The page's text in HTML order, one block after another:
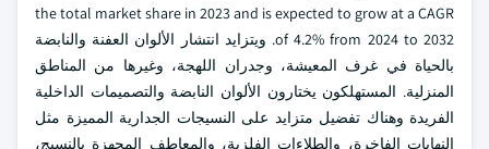
the total market share in 2023 and is expected to grow at a CAGR
of 4.2% from 2024 to 2032. ويتزايد انتشار الألوان العفنة والنابضة
بالحياة في غرف المعيشة، وجدران اللهجة، وغيرها من المناطق
المنزلية. المستهلكون يختارون الألوان النابضة والتصميمات الداخلية
الفريدة وهناك تفضيل متزايد على النسيجات الجدارية المميزة مثل
النهايات الفاخرة، والطلاءات الفلزية، والمعاطف المجهزة بالنسيج،